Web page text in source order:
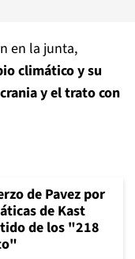
en la junta,
climático y su
y el trato con
de Pavez por
de Kast
de los "218